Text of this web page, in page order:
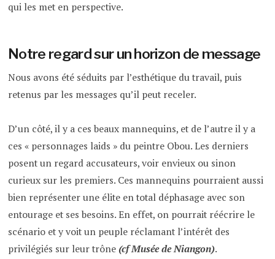
qui les met en perspective.
Notre regard sur un horizon de message
Nous avons été séduits par l’esthétique du travail, puis
retenus par les messages qu’il peut receler.
D’un côté, il y a ces beaux mannequins, et de l’autre il y a
ces « personnages laids » du peintre Obou. Les derniers
posent un regard accusateurs, voir envieux ou sinon
curieux sur les premiers. Ces mannequins pourraient aussi
bien représenter une élite en total déphasage avec son
entourage et ses besoins. En effet, on pourrait réécrire le
scénario et y voit un peuple réclamant l’intérêt des
privilégiés sur leur trône (cf Musée de Niangon).